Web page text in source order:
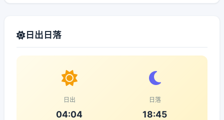
日出日落
日出
04:04
日落
18:45